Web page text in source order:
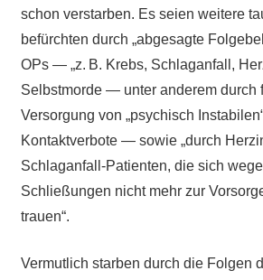
schon verstarben. Es seien weitere
befürchten durch „abgesagte
OPs — „z. B. Krebs, Schlaganfall,
Selbstmorde — unter anderem durch
Versorgung von „psychisch
Kontaktverbote — sowie „durch
Schlaganfall-Patienten, die sich
Schließungen nicht mehr zur
trauen“.
Vermutlich starben durch die Folgen